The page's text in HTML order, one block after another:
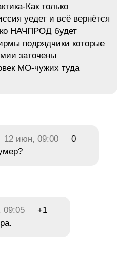
Как только
уедет и всё вернётся
НАЧПРОД будет
подрядчики которые
заточены
МО-чужих туда
12 июн, 09:00
0
09:05
+1